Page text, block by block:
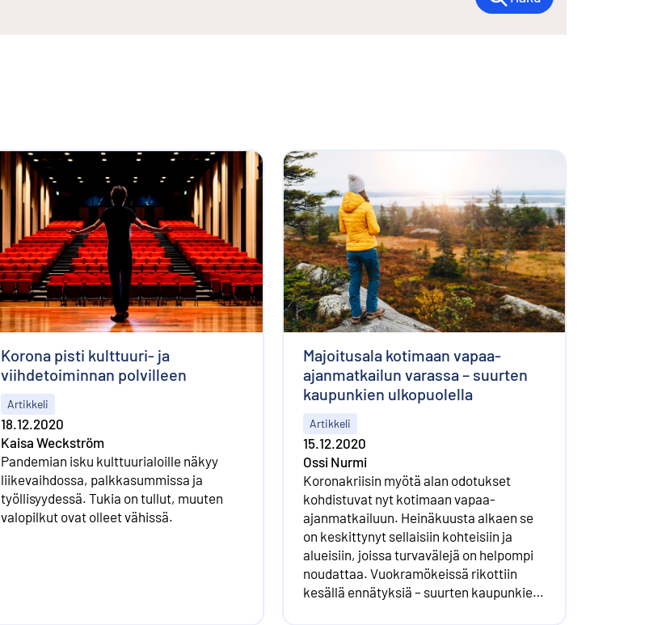
Korona pisti kulttuuri- ja
viihdetoiminnan polvilleen
Artikkeli
18.12.2020
Kaisa Weckström
Pandemian isku kulttuurialoille näkyy
liikevaihdossa, palkkasummissa ja
työllisyydessä. Tukia on tullut, muuten
valopilkut ovat olleet vähissä.
Majoitusala kotimaan vapaa-
ajanmatkailun varassa – suurten
kaupunkien ulkopuolella
Artikkeli
15.12.2020
Ossi Nurmi
Koronakriisin myötä alan odotukset
kohdistuvat nyt kotimaan vapaa-
ajanmatkailuun. Heinäkuusta alkaen se
on keskittynyt sellaisiin kohteisiin ja
alueisiin, joissa turvavälejä on helpompi
noudattaa. Vuokramökeissä rikottiin
kesällä ennätyksiä – suurten kaupunkien